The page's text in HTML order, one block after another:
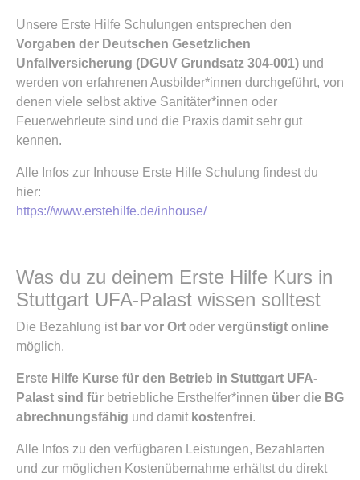
Unsere Erste Hilfe Schulungen entsprechen den
Vorgaben der Deutschen Gesetzlichen
Unfallversicherung (DGUV Grundsatz 304-001) und
werden von erfahrenen Ausbilder*innen durchgeführt, von
denen viele selbst aktive Sanitäter*innen oder
Feuerwehrleute sind und die Praxis damit sehr gut
kennen.
Alle Infos zur Inhouse Erste Hilfe Schulung findest du
hier:
https://www.erstehilfe.de/inhouse/
Was du zu deinem Erste Hilfe Kurs in
Stuttgart UFA-Palast wissen solltest
Die Bezahlung ist bar vor Ort oder vergünstigt online
möglich.
Erste Hilfe Kurse für den Betrieb in Stuttgart UFA-
Palast sind für betriebliche Ersthelfer*innen über die BG
abrechnungsfähig und damit kostenfrei.
Alle Infos zu den verfügbaren Leistungen, Bezahlarten
und zur möglichen Kostenübernahme erhältst du direkt